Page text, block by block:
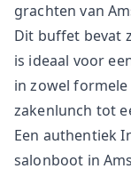
grachten van
Dit buffet bevat
is ideaal voor
in zowel
zakenlunch tot
Een authentiek
salonboot in